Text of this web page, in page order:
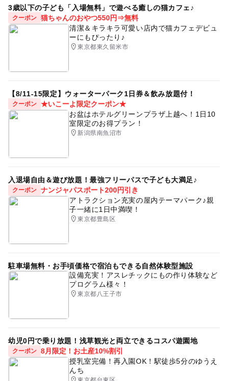
3歳以下の子ども「入場無料」で遊べる癒しの猫カフェ♪
クーポン 猫ちゃんのおやつ550円⇒無料
清潔＆キラキラ可愛い店内で猫カフェデビュ
ーにもぴったり♪
東京都東久留米市
【8/11-15限定】ウォーターパーク1日券＆飲み放題付！
クーポン ★いこーよ限定クーポン★
お盆はホテルグリーンプラザ上越へ！1日10
室限定のお得プラン！
新潟県南魚沼市
入退場自由＆遊び放題！最強フリーパスで子ども大満足♪
クーポン ナンジャパスポート200円引き
アトラクション充実の屋内テーマパーク♪親
子一緒に1日中満喫！
東京都豊島区
駐車場無料・お手頃価格で宿泊もできる自然体験型施設
設備充実！アスレチックにもの作り体験など
プログラム様々！
東京都八王子市
幼児0円で乗り放題！浅草観光と両立できるコスパ遊園地
クーポン 8月限定！お土産10%割引
授乳室完備！再入園OK！駅徒歩5分のゆうえ
んち